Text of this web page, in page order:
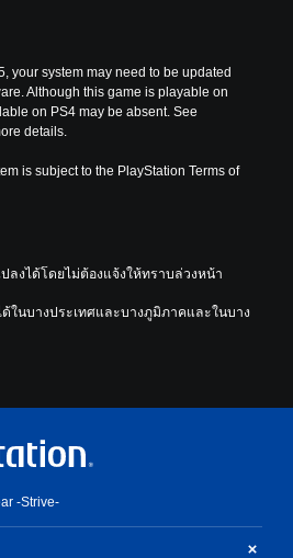
your system may need to be updated
Although this game is playable on
on PS4 may be absent. See
details.
is subject to the PlayStation Terms of
ลงได้โดยไม่ต้องแจ้งให้ทราบล่วงหน้า
ด้ในบางประเทศและบางภูมิภาคและในบาง
-Strive-